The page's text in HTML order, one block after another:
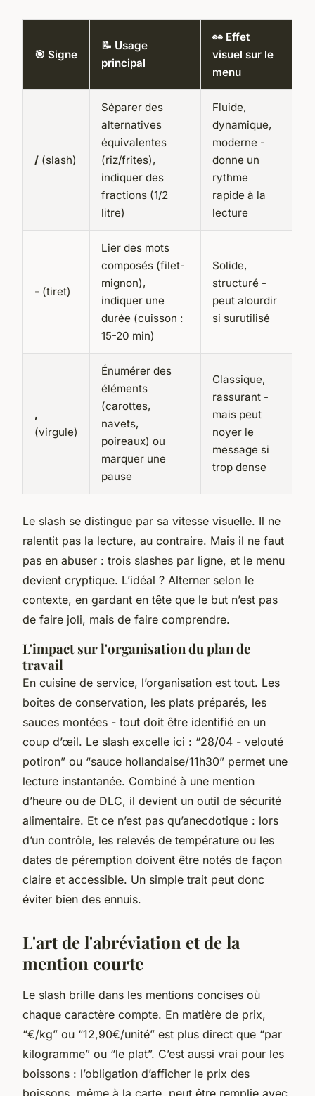
🎯 Signe
📝 Usage
principal
👀 Effet
visuel sur le
menu
/ (slash)
Séparer des
alternatives
équivalentes
(riz/frites),
indiquer des
fractions (1/2
litre)
Fluide,
dynamique,
moderne -
donne un
rythme
rapide à la
lecture
- (tiret)
Lier des mots
composés (filet-
mignon),
indiquer une
durée (cuisson :
15-20 min)
Solide,
structuré -
peut alourdir
si surutilisé
,
(virgule)
Énumérer des
éléments
(carottes,
navets,
poireaux) ou
marquer une
pause
Classique,
rassurant -
mais peut
noyer le
message si
trop dense
Le slash se distingue par sa vitesse visuelle. Il ne
ralentit pas la lecture, au contraire. Mais il ne faut
pas en abuser : trois slashes par ligne, et le menu
devient cryptique. L’idéal ? Alterner selon le
contexte, en gardant en tête que le but n’est pas
de faire joli, mais de faire comprendre.
L'impact sur l'organisation du plan de
travail
En cuisine de service, l’organisation est tout. Les
boîtes de conservation, les plats préparés, les
sauces montées - tout doit être identifié en un
coup d’œil. Le slash excelle ici : “28/04 - velouté
potiron” ou “sauce hollandaise/11h30” permet une
lecture instantanée. Combiné à une mention
d’heure ou de DLC, il devient un outil de sécurité
alimentaire. Et ce n’est pas qu’anecdotique : lors
d’un contrôle, les relevés de température ou les
dates de péremption doivent être notés de façon
claire et accessible. Un simple trait peut donc
éviter bien des ennuis.
L'art de l'abréviation et de la
mention courte
Le slash brille dans les mentions concises où
chaque caractère compte. En matière de prix,
“€/kg” ou “12,90€/unité” est plus direct que “par
kilogramme” ou “le plat”. C’est aussi vrai pour les
boissons : l’obligation d’afficher le prix des
boissons, même à la carte, peut être remplie avec